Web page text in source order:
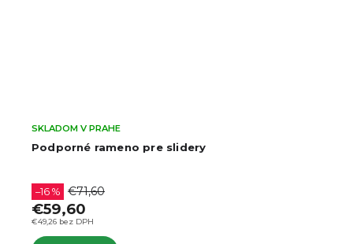
Podporné rameno pre slidery
SKLADOM V PRAHE
€49,26 bez DPH
–16 % €71,60
€59,60